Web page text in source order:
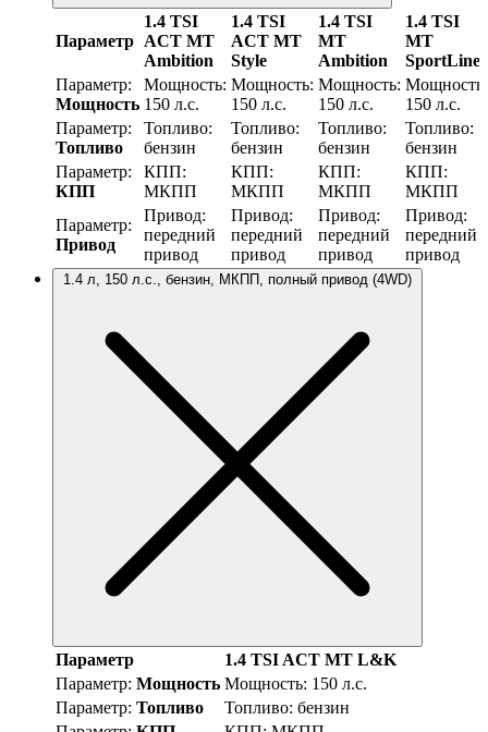
Параметр
1.4 TSI
ACT MT
Ambition
1.4 TSI
ACT MT
Style
1.4 TSI
MT
Ambition
1.4 TSI
MT
SportLine
Параметр:
Мощность
Мощность:
150 л.с.
Мощность:
150 л.с.
Мощность:
150 л.с.
Мощность:
150 л.с.
Параметр:
Топливо
Топливо:
бензин
Топливо:
бензин
Топливо:
бензин
Топливо:
бензин
Параметр:
КПП
КПП:
МКПП
КПП:
МКПП
КПП:
МКПП
КПП:
МКПП
Параметр:
Привод
Привод:
передний
привод
Привод:
передний
привод
Привод:
передний
привод
Привод:
передний
привод
1.4 л, 150 л.с., бензин, МКПП, полный привод (4WD)
Параметр
1.4 TSI ACT MT L&K
Параметр: Мощность Мощность: 150 л.с.
Параметр: Топливо Топливо: бензин